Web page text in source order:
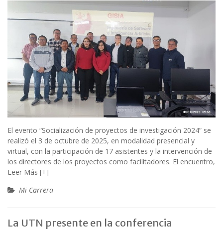
El evento “Socialización de proyectos de investigación 2024” se
realizó el 3 de octubre de 2025, en modalidad presencial y
virtual, con la participación de 17 asistentes y la intervención de
los directores de los proyectos como facilitadores. El encuentro,
Leer Más [+]
Mi Carrera
La UTN presente en la conferencia